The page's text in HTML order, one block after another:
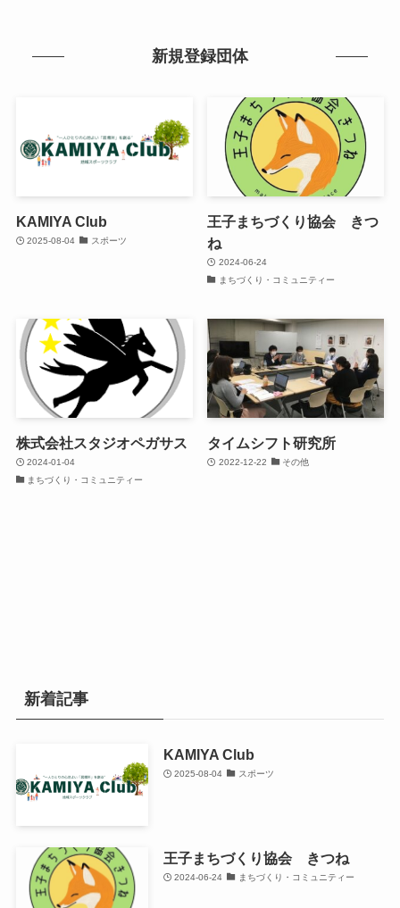
新規登録団体
KAMIYA Club
2025-08-04 スポーツ
王子まちづくり協会 きつ
ね
2024-06-24
まちづくり・コミュニティー
株式会社スタジオペガサス
2024-01-04
まちづくり・コミュニティー
タイムシフト研究所
2022-12-22 その他
新着記事
KAMIYA Club
2025-08-04 スポーツ
王子まちづくり協会 きつね
2024-06-24 まちづくり・コミュニティー